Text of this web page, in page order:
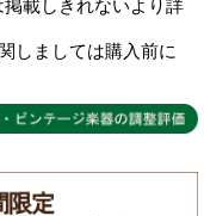
載しきれないより詳
しましては購入前に